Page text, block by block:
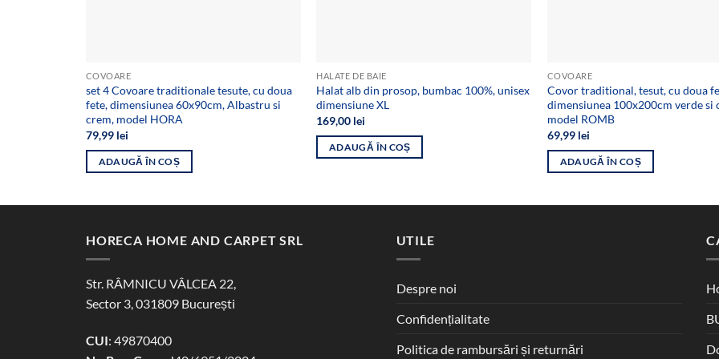
COVOARE
set 4 Covoare traditionale tesute, cu doua
fete, dimensiunea 60x90cm, Albastru si
crem, model HORA
79,99 lei
ADAUGĂ ÎN COȘ
HALATE DE BAIE
Halat alb din prosop, bumbac 100%, unisex
dimensiune XL
169,00 lei
ADAUGĂ ÎN COȘ
COVOARE
Covor traditional, tesut, cu doua
dimensiunea 100x200cm verde si
model ROMB
69,99 lei
ADAUGĂ ÎN COȘ
HORECA HOME AND CARPET SRL
Str. RÂMNICU VÂLCEA 22,
Sector 3, 031809 București
CUI: 49870400
UTILE
Despre noi
Confidențialitate
Politica de rambursări și returnări